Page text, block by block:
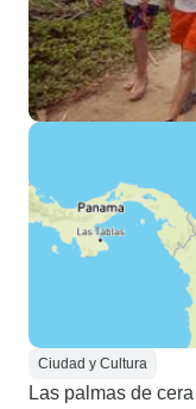
Ciudad y Cultura
Las palmas de